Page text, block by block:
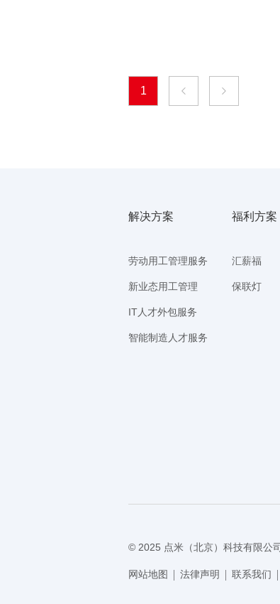
1
解决方案
劳动用工管理服务
新业态用工管理
IT人才外包服务
智能制造人才服务
福利方案
汇薪福
保联灯
© 2025 点米（北京）科技有限公司
网站地图 法律声明 联系我们